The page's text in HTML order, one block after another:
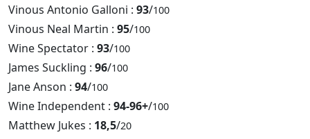
Vinous Antonio Galloni : 93/100
Vinous Neal Martin : 95/100
Wine Spectator : 93/100
James Suckling : 96/100
Jane Anson : 94/100
Wine Independent : 94-96+/100
Matthew Jukes : 18,5/20